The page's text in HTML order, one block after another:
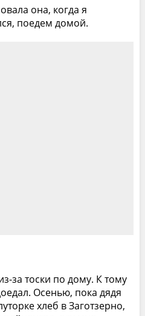
она, когда я
поедем домой.
за тоски по дому. К тому
Осенью, пока дядя
хлеб в Заготзерно,